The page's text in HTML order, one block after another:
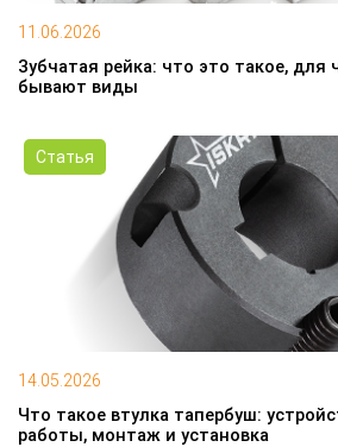
11.06.2026
Зубчатая рейка: что это такое, для
бывают виды
Статья
14.05.2026
Что такое втулка тапербуш:
работы, монтаж и установка